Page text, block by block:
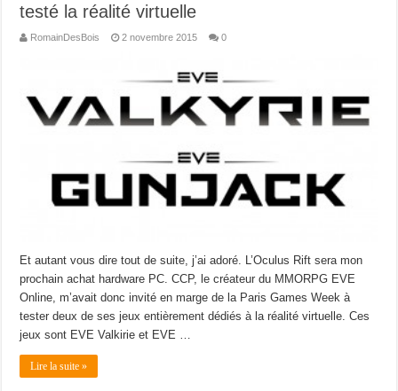
testé la réalité virtuelle
RomainDesBois 2 novembre 2015 0
Et autant vous dire tout de suite, j’ai adoré. L’Oculus Rift sera mon
prochain achat hardware PC. CCP, le créateur du MMORPG EVE
Online, m’avait donc invité en marge de la Paris Games Week à
tester deux de ses jeux entièrement dédiés à la réalité virtuelle. Ces
jeux sont EVE Valkirie et EVE …
Lire la suite »